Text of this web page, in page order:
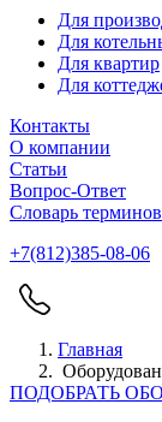
Для
Для
Для квартир
Для
Контакты
О компании
Статьи
Вопрос-Ответ
Словарь терминов
+7(812)385-08-06
Главная
ПОДОБРАТЬ